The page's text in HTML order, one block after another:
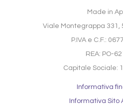
Made in
Viale Montegrappa 331,
P.IVA e C.F.:
REA: PO-
Capitale Sociale:
Informativa
Informativa Sito